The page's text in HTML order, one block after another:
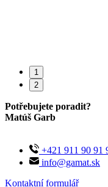
1
2
Potřebujete poradit?
Matúš Garb
+421 911 90 91
info@gamat.sk
Kontaktní formulář